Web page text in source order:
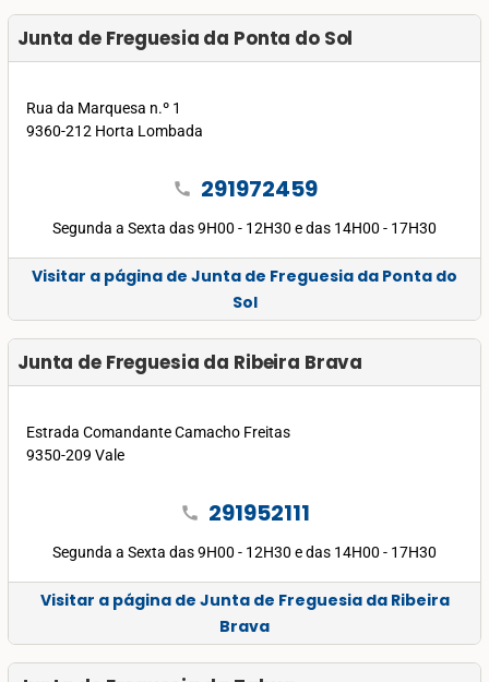
Junta de Freguesia da Ponta do Sol
Rua da Marquesa n.º 1
9360-212 Horta Lombada
call 291972459
Segunda a Sexta das 9H00 - 12H30 e das 14H00 - 17H30
Visitar a página de Junta de Freguesia da Ponta do
Sol
Junta de Freguesia da Ribeira Brava
Estrada Comandante Camacho Freitas
9350-209 Vale
call 291952111
Segunda a Sexta das 9H00 - 12H30 e das 14H00 - 17H30
Visitar a página de Junta de Freguesia da Ribeira
Brava